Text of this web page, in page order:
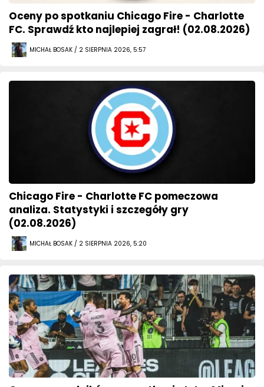
Oceny po spotkaniu Chicago Fire - Charlotte
FC. Sprawdź kto najlepiej zagrał! (02.08.2026)
MICHAŁ BOSAK / 2 SIERPNIA 2026, 5:57
Chicago Fire - Charlotte FC pomeczowa
analiza. Statystyki i szczegóły gry
(02.08.2026)
MICHAŁ BOSAK / 2 SIERPNIA 2026, 5:20